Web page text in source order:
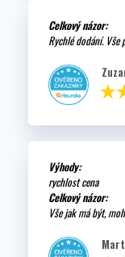
Celkový názor:
Rychlé dodání.
Výhody:
rychlost cena
Celkový názor:
Vše jak má být,